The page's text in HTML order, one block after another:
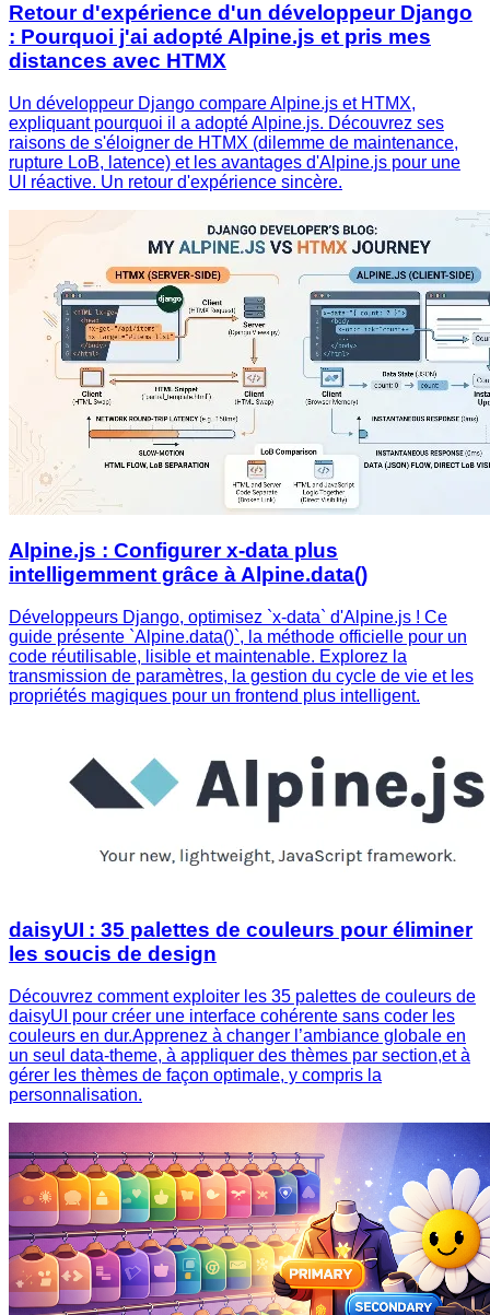
Retour d'expérience d'un développeur Django
: Pourquoi j'ai adopté Alpine.js et pris mes
distances avec HTMX
Un développeur Django compare Alpine.js et HTMX,
expliquant pourquoi il a adopté Alpine.js. Découvrez ses
raisons de s'éloigner de HTMX (dilemme de maintenance,
rupture LoB, latence) et les avantages d'Alpine.js pour une
UI réactive. Un retour d'expérience sincère.
Alpine.js : Configurer x-data plus
intelligemment grâce à Alpine.data()
Développeurs Django, optimisez `x-data` d'Alpine.js ! Ce
guide présente `Alpine.data()`, la méthode officielle pour un
code réutilisable, lisible et maintenable. Explorez la
transmission de paramètres, la gestion du cycle de vie et les
propriétés magiques pour un frontend plus intelligent.
daisyUI : 35 palettes de couleurs pour éliminer
les soucis de design
Découvrez comment exploiter les 35 palettes de couleurs de
daisyUI pour créer une interface cohérente sans coder les
couleurs en dur.Apprenez à changer l’ambiance globale en
un seul data-theme, à appliquer des thèmes par section,et à
gérer les thèmes de façon optimale, y compris la
personnalisation.